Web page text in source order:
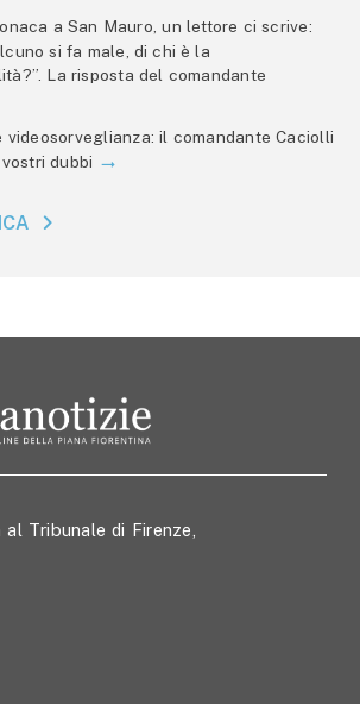
a San Mauro, un lettore ci scrive:
si fa male, di chi è la
La risposta del comandante
videosorveglianza: il comandante Caciolli
dubbi
Tribunale di Firenze,